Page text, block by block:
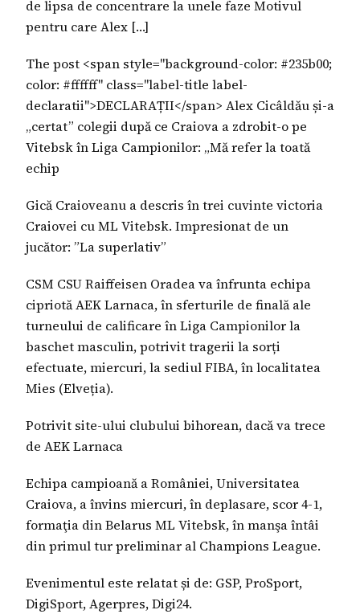
de lipsa de concentrare la unele faze Motivul
pentru care Alex […]
The post <span style="background-color: #235b00;
color: #ffffff" class="label-title label-
declaratii">DECLARAȚII</span> Alex Cicâldău și-a
„certat” colegii după ce Craiova a zdrobit-o pe
Vitebsk în Liga Campionilor: „Mă refer la toată
echip
Gică Craioveanu a descris în trei cuvinte victoria
Craiovei cu ML Vitebsk. Impresionat de un
jucător: ”La superlativ”
CSM CSU Raiffeisen Oradea va înfrunta echipa
cipriotă AEK Larnaca, în sferturile de finală ale
turneului de calificare în Liga Campionilor la
baschet masculin, potrivit tragerii la sorți
efectuate, miercuri, la sediul FIBA, în localitatea
Mies (Elveția).
Potrivit site-ului clubului bihorean, dacă va trece
de AEK Larnaca
Echipa campioană a României, Universitatea
Craiova, a învins miercuri, în deplasare, scor 4-1,
formaţia din Belarus ML Vitebsk, în manşa întâi
din primul tur preliminar al Champions League.
Evenimentul este relatat și de: GSP, ProSport,
DigiSport, Agerpres, Digi24.